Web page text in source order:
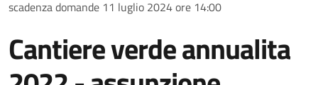
scadenza domande 11 luglio 2024 ore 14:00
Cantiere verde annualita